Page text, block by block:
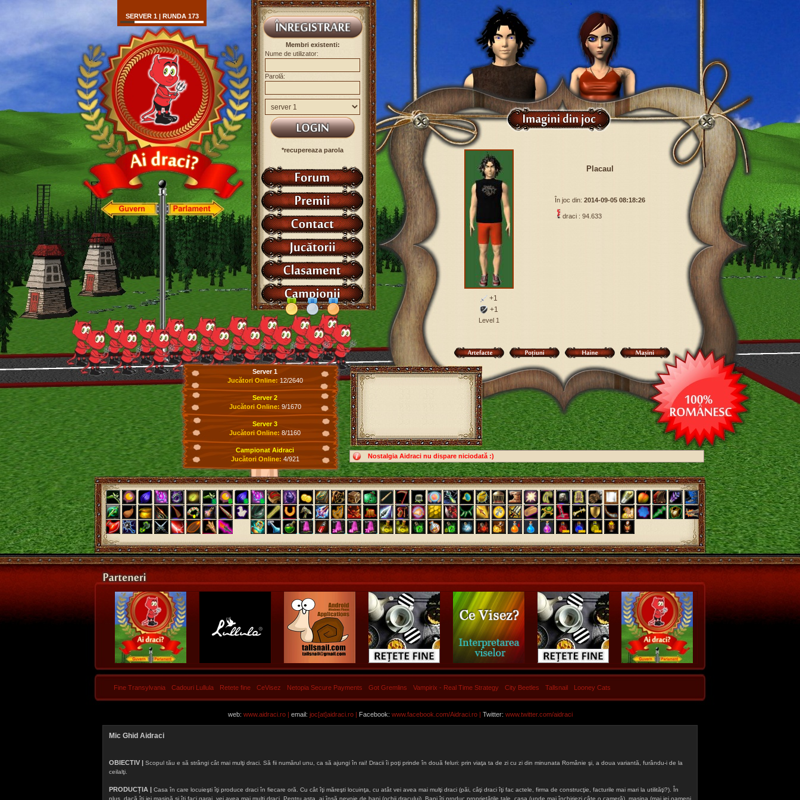
Nostalgia Aidraci nu dispare niciodată :)
SERVER 1 | RUNDA 173
Membri existenti:
Nume de utilizator:
Parolă:
*recupereaza parola
+1
+1
Level 1
Placaul
În joc din: 2014-09-05 08:18:26
draci : 94.633
Server 1
Jucători Online: 12/2640
Server 2
Jucători Online: 9/1670
Server 3
Jucători Online: 8/1160
Campionat Aidraci
Jucători Online: 4/921
Fine Transylvania Cadouri Lullula Retete fine CeVisez Netopia Secure Payments Got Gremlins Vampirix - Real Time Strategy City Beetles Tallsnail Looney Cats
web: www.aidraci.ro | email: joc[at]aidraci.ro | Facebook: www.facebook.com/Aidraci.ro| Twitter: www.twitter.com/aidraci
Mic Ghid Aidraci
OBIECTIV | Scopul tău e să strângi cât mai mulţi draci. Să fii numărul unu, ca să ajungi în rai! Dracii îi poţi prinde în două feluri: prin viaţa ta de zi cu zi din minunata Românie şi, a doua variantă, furându-i de la
ceilalţi.
PRODUCȚIA | Casa în care locuieşti îţi produce draci în fiecare oră. Cu cât îţi măreşti locuinţa, cu atât vei avea mai mulţi draci (păi, câţi draci îţi fac actele, firma de construcţie, facturile mai mari la utilităţi?). În
plus, dacă îţi iei maşină şi îţi faci garaj, vei avea mai mulţi draci. Pentru asta, ai însă nevoie de bani (ochii dracului). Bani îţi produc proprietăţile tale, casa (unde mai închiriezi câte o cameră), maşina (mai iei oameni